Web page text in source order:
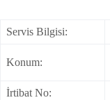
Servis Bilgisi:
Konum:
İrtibat No: